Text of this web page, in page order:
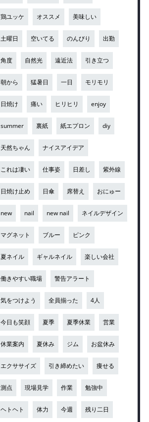
鶏ユッケ オススメ 美味しい
土曜日 空いてる のんびり 出勤
角度 自然光 遠近法 引き立つ
朝から 猛暑日 一日 モリモリ
日焼け 痛い ヒリヒリ enjoy
summer 裏紙 紙エプロン diy
天然ちゃん ナイスアイデア
これは凄い 仕事姿 日差し 紫外線
日焼け止め 日傘 席替え おにゅー
new nail new nail ネイルデザイン
マグネット ブルー ピンク
夏ネイル ギャルネイル 楽しい会社
働きやすい職場 警告アラート
気をつけよう 全員揃った 4人
今日も笑顔 夏季 夏季休業 営業
休業案内 夏休み ジム お盆休み
エクササイズ 引き締めたい 痩せる
測点 現場見学 作業 勉強中
ヘトヘト 体力 今週 残り二日